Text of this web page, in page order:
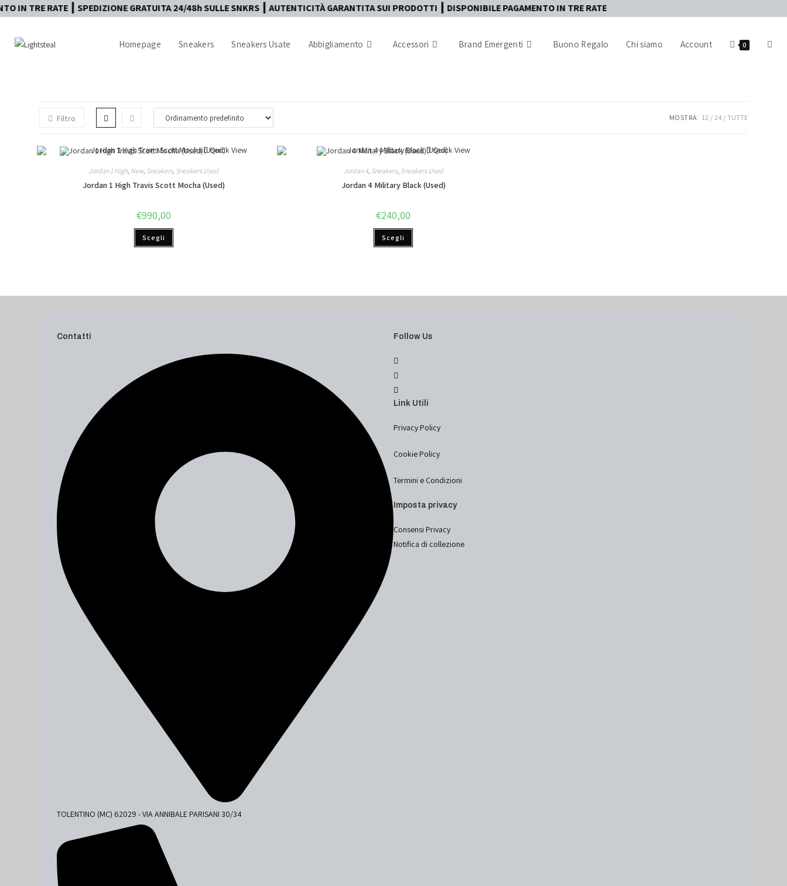
┃ SPEDIZIONE GRATUITA 24/48h SULLE SNKRS ┃ AUTENTICITÀ GARANTITA SUI PRODOTTI ┃ DISPONIBILE PAGAMENTO IN TRE RATE
Homepage Sneakers Sneakers Usate Abbigliamento Accessori Brand Emergenti Buono Regalo Chi siamo Account 0
Filtro MOSTRA: 12 24 TUTTE
Quick View
Jordan 1 High, New, Sneakers Sneakers Used
Jordan 1 High Travis Scott Mocha (Used)
€990,00
Scegli
Quick View
Jordan 4 Sneakers Sneakers Used
Jordan 4 Military Black (Used)
€240,00
Scegli
Contatti
TOLENTINO (MC) 62029 - VIA ANNIBALE PARISANI 30/34
Follow Us
Link Utili
Privacy Policy
Cookie Policy
Termini e Condizioni
Imposta privacy
Consensi Privacy
Notifica di collezione